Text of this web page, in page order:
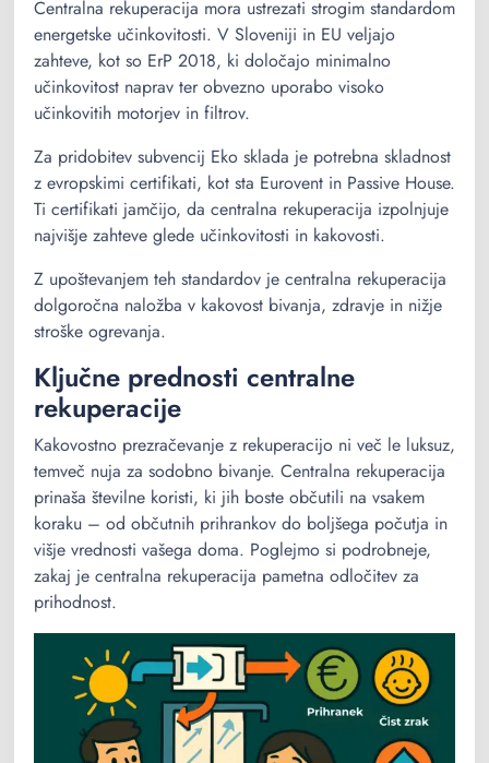
Centralna rekuperacija mora ustrezati strogim standardom
energetske učinkovitosti. V Sloveniji in EU veljajo
zahteve, kot so ErP 2018, ki določajo minimalno
učinkovitost naprav ter obvezno uporabo visoko
učinkovitih motorjev in filtrov.
Za pridobitev subvencij Eko sklada je potrebna skladnost
z evropskimi certifikati, kot sta Eurovent in Passive House.
Ti certifikati jamčijo, da centralna rekuperacija izpolnjuje
najvišje zahteve glede učinkovitosti in kakovosti.
Z upoštevanjem teh standardov je centralna rekuperacija
dolgoročna naložba v kakovost bivanja, zdravje in nižje
stroške ogrevanja.
Ključne prednosti centralne
rekuperacije
Kakovostno prezračevanje z rekuperacijo ni več le luksuz,
temveč nuja za sodobno bivanje. Centralna rekuperacija
prinaša številne koristi, ki jih boste občutili na vsakem
koraku – od občutnih prihrankov do boljšega počutja in
višje vrednosti vašega doma. Poglejmo si podrobneje,
zakaj je centralna rekuperacija pametna odločitev za
prihodnost.